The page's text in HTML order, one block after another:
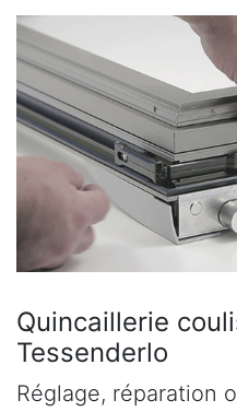
Quincaillerie
Tessenderlo
Réglage, réparation